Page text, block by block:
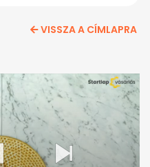
VISSZA A CÍMLAPRA